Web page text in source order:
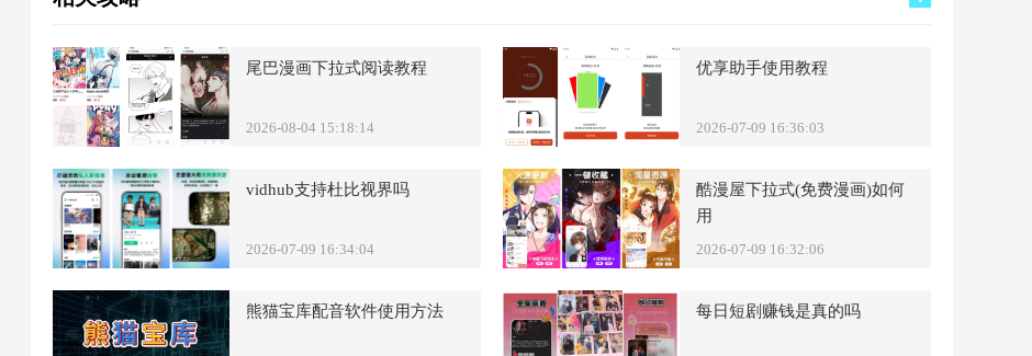
尾巴漫画下拉式阅读教程
2026-08-04 15:18:14
优享助手使用教程
2026-07-09 16:36:03
vidhub支持杜比视界吗
2026-07-09 16:34:04
酷漫屋下拉式(免费漫画)如何
用
2026-07-09 16:32:06
熊猫宝库配音软件使用方法 每日短剧赚钱是真的吗